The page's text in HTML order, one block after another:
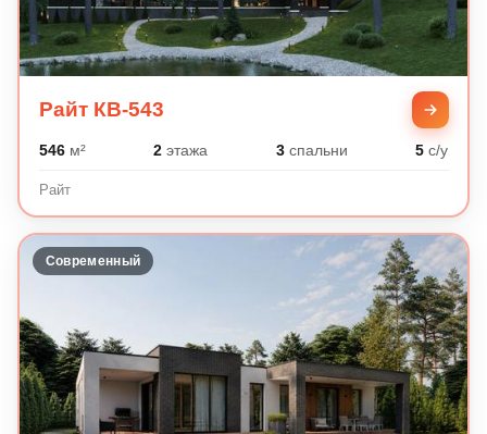
Райт КВ-543
546м² 2 этажа 3спальни 5 с/у
Райт
Современный